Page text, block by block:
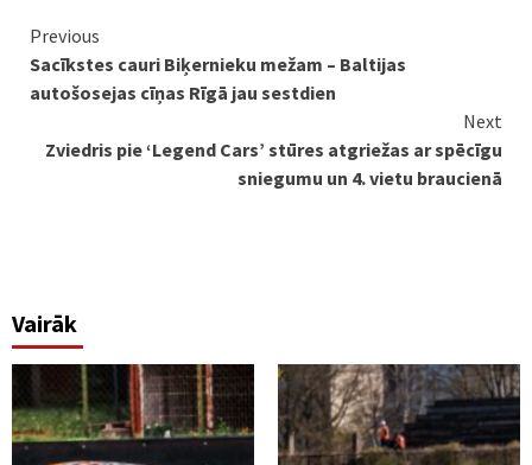
Continue
Reading
Previous
Sacīkstes cauri Biķernieku mežam – Baltijas
autošosejas cīņas Rīgā jau sestdien
Next
Zviedris pie ‘Legend Cars’ stūres atgriežas ar spēcīgu
sniegumu un 4. vietu braucienā
Vairāk